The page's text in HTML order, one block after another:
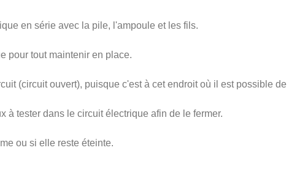
en série avec la pile, l'ampoule et les fils.
pour tout maintenir en place.
(circuit ouvert), puisque c'est à cet endroit où il est possible
à tester dans le circuit électrique afin de le fermer.
ou si elle reste éteinte.